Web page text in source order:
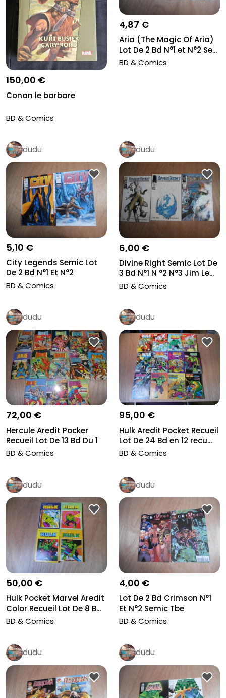
150,00 €
Conan le barbare
BD & Comics
4,87 €
Aria (The Magic Of Aria)
Lot De 2 Bd N°1 et N°2 Se...
BD & Comics
dudu
5,10 €
City Legends Semic Lot
De 2 Bd N°1 Et N°2
Delcourt...
BD & Comics
dudu
6,00 €
Divine Right Semic Lot De
3 Bd N°1 N °2 N°3 Jim Le...
BD & Comics
dudu
72,00 €
Hercule Aredit Pocker
Recueil Lot De 13 Bd Du 1
Au...
BD & Comics
dudu
95,00 €
Hulk Aredit Pocket Recueil
Lot De 24 Bd en 12 recu...
BD & Comics
dudu
50,00 €
Hulk Pocket Marvel Aredit
Color Recueil Lot De 8 B...
BD & Comics
dudu
4,00 €
Lot De 2 Bd Crimson N°1
Et N°2 Semic Tbe
BD & Comics
dudu dudu